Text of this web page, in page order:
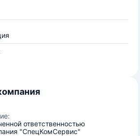
ответственностью
"СпецКомСервис"